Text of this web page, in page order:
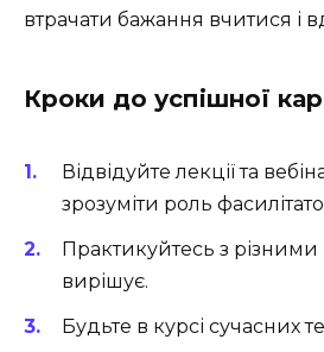
втрачати бажання вчитися і
Кроки до успішної
Відвідуйте лекції та
зрозуміти роль
Практикуйтесь з
вирішує.
Будьте в курсі сучасних